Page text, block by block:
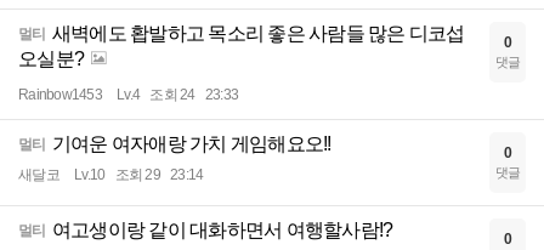
멀티 새벽에도 홥발하고 목소리 좋은 사람들 많은 디코섭
오실분?
Rainbow1453 Lv.4 조회 24 23:33
0
댓글
멀티 기여운 여자애랑 가치 게임해요오!!
새달코 Lv.10 조회 29 23:14
0
댓글
멀티 여고생이랑 같이 대화하면서 여행할사람!? 0